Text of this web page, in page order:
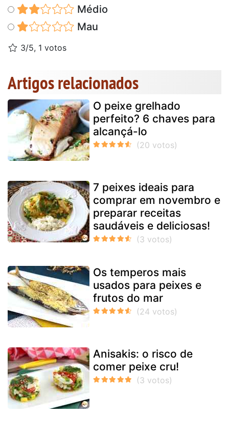
Médio
Mau
3/5, 1 votos
Artigos relacionados
O peixe grelhado
perfeito? 6 chaves para
alcançá-lo
7 peixes ideais para
comprar em novembro e
preparar receitas
saudáveis e deliciosas!
Os temperos mais
usados para peixes e
frutos do mar
Anisakis: o risco de
comer peixe cru!